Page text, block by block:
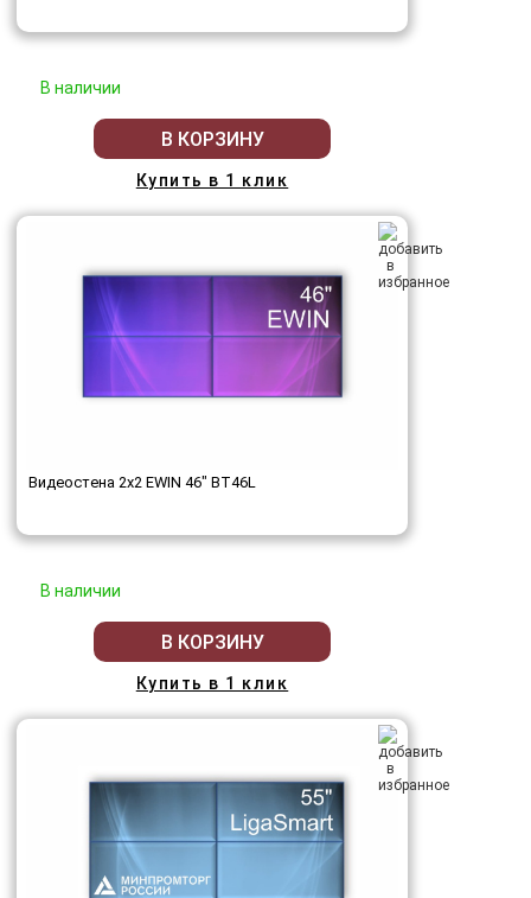
В наличии
В КОРЗИНУ
Купить в 1 клик
Видеостена 2x2 EWIN 46" BT46L
В наличии
В КОРЗИНУ
Купить в 1 клик